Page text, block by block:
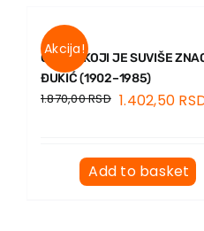
In preparation
Sale
Authors
EU PROJECTS
Akcija!
ČOVEK KOJI JE SUVIŠE
ĐUKIĆ (1902–1985)
1.870,00RSD 1.402,50
Add to basket